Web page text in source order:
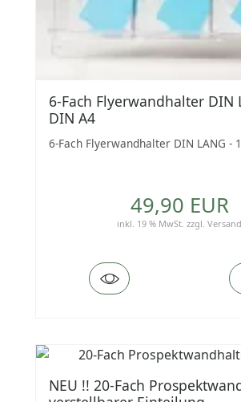
6-Fach Flyerwandhalter DIN
DIN A4
6-Fach Flyerwandhalter DIN LANG -
49,90 EUR
inkl. 19 % MwSt. zzgl. Versand
NEU !! 20-Fach